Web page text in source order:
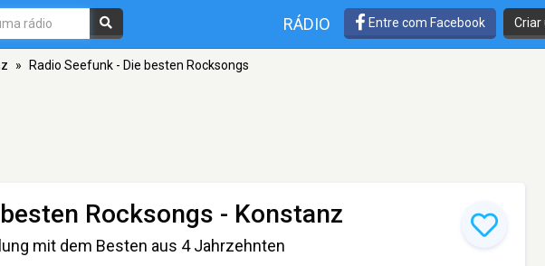
RÁDIO Entre com Facebook Criar
» Radio Seefunk - Die besten Rocksongs
Rocksongs - Konstanz
mit dem Besten aus 4 Jahrzehnten